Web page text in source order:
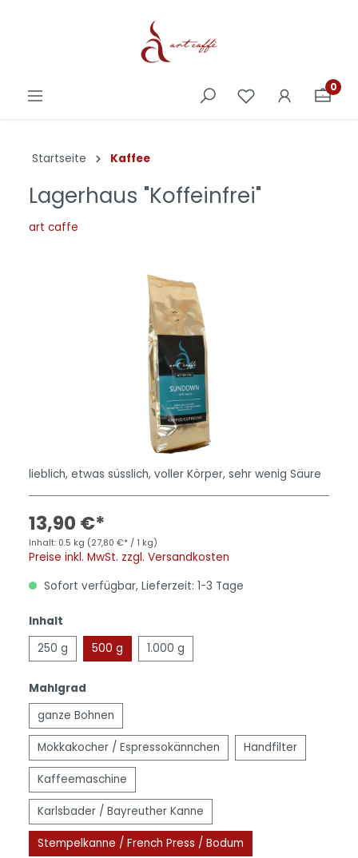
0
Startseite Kaffee
Lagerhaus "Koffeinfrei"
art caffe
lieblich, etwas süsslich, voller Körper, sehr wenig Säure
13,90 €*
Inhalt: 0.5 kg (27,80 €* / 1 kg)
Preise inkl. MwSt. zzgl. Versandkosten
Sofort verfügbar, Lieferzeit: 1-3 Tage
Inhalt
250 g
500 g 1.000 g
Mahlgrad
ganze Bohnen
Mokkakocher / Espressokännchen Handfilter
Kaffeemaschine
Karlsbader / Bayreuther Kanne
Stempelkanne / French Press / Bodum